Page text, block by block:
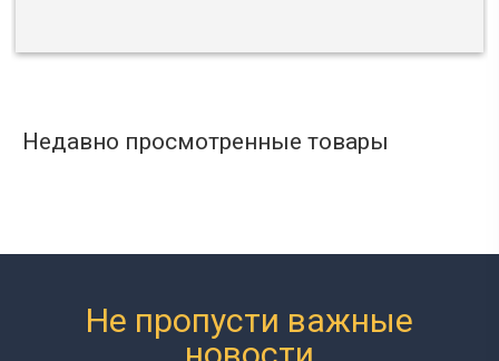
Недавно просмотренные товары
Не пропусти важные